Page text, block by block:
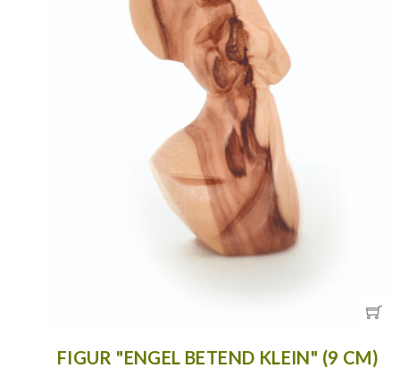
FIGUR "ENGEL BETEND KLEIN" (9 CM)